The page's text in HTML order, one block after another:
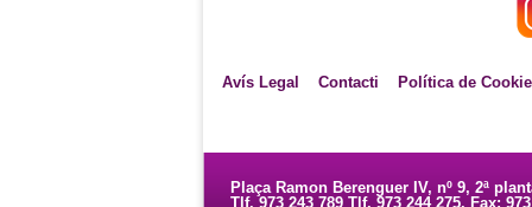
Avís Legal Contacti Política de
Plaça Ramon Berenguer IV, nº 9, 2ª
Tlf. 973 243 789 Tlf. 973 244 275. Fax: